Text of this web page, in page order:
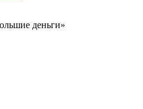
деньги»